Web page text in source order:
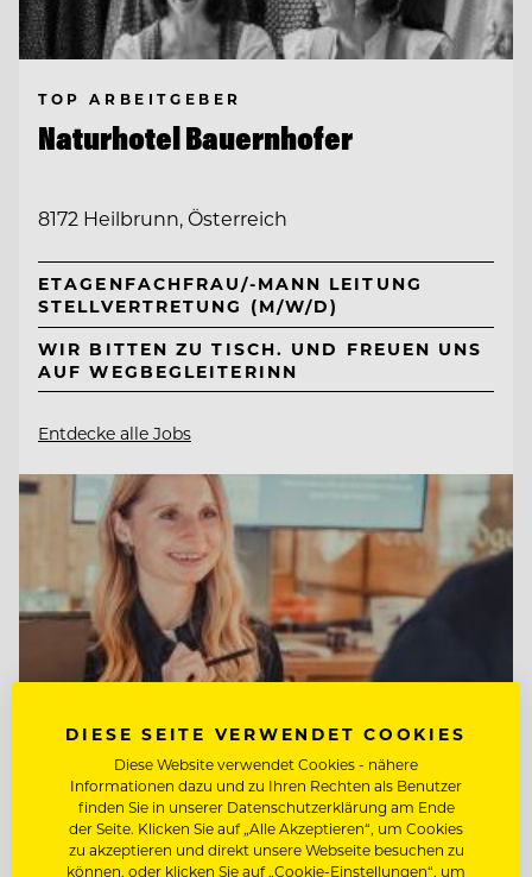
TOP ARBEITGEBER
Naturhotel Bauernhofer
8172 Heilbrunn, Österreich
ETAGENFACHFRAU/-MANN LEITUNG
STELLVERTRETUNG (M/W/D)
WIR BITTEN ZU TISCH. UND FREUEN UNS
AUF WEGBEGLEITERINN
Entdecke alle Jobs
TOP ARBEITGEBER
DIESE SEITE VERWENDET COOKIES
Diese Website verwendet Cookies - nähere
Informationen dazu und zu Ihren Rechten als Benutzer
finden Sie in unserer Datenschutzerklärung am Ende
der Seite. Klicken Sie auf „Alle Akzeptieren“, um Cookies
zu akzeptieren und direkt unsere Webseite besuchen zu
können, oder klicken Sie auf „Cookie-Einstellungen“, um